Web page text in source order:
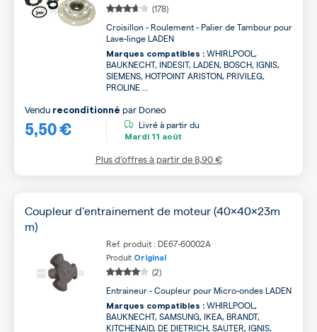
(178)
Croisillon - Roulement - Palier de Tambour pour
Lave-linge LADEN
Marques compatibles : WHIRLPOOL,
BAUKNECHT, INDESIT, LADEN, BOSCH, IGNIS,
SIEMENS, HOTPOINT ARISTON, PRIVILEG,
PROLINE ...
5,50 €
Vendu reconditionné par Doneo
Livré à partir du
Mardi 11 août
Plus d’offres à partir de8,90 €
Coupleur d'entrainement de moteur (40x40x23m
m)
Ref. produit : DE67-60002A
Produit Original
(2)
Entraineur - Coupleur pour Micro-ondes LADEN
Marques compatibles : WHIRLPOOL,
BAUKNECHT, SAMSUNG, IKEA, BRANDT,
KITCHENAID, DE DIETRICH, SAUTER, IGNIS,